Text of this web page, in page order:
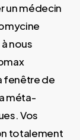
un médecin
nous
fenêtre de
méta-
Vos
totalement